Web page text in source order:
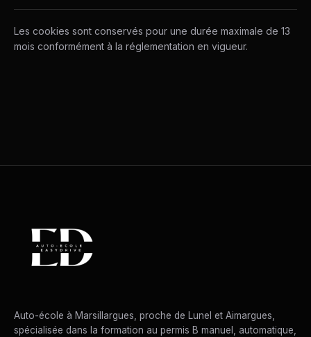
Les cookies sont conservés pour une durée maximale de 13
mois conformément à la réglementation en vigueur.
Auto-école à Marsillargues, proche de Lunel et Aimargues,
spécialisée dans la formation au permis B manuel, automatique,